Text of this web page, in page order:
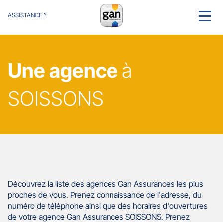
ASSISTANCE ? MENU
Une agence à
SOISSONS
Découvrez la liste des agences Gan Assurances les plus
proches de vous. Prenez connaissance de l'adresse, du
numéro de téléphone ainsi que des horaires d'ouvertures
de votre agence Gan Assurances SOISSONS. Prenez